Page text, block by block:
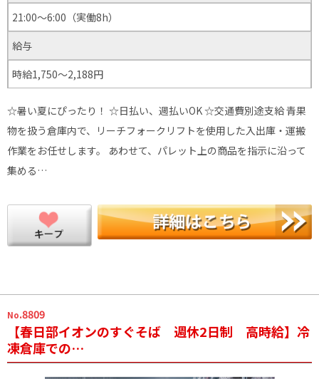
21:00～6:00（実働8h）
給与
時給1,750～2,188円
☆暑い夏にぴったり！ ☆日払い、週払いOK ☆交通費別途支給 青果
物を扱う倉庫内で、リーチフォークリフトを使用した入出庫・運搬
作業をお任せします。 あわせて、パレット上の商品を指示に沿って
集める…
No.8809
【春日部イオンのすぐそば 週休2日制 高時給】冷
凍倉庫での…